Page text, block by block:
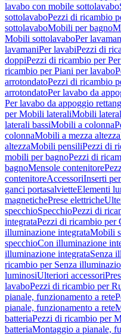
lavabo con mobile sottolavabo
sottolavaboPezzi di ricambio
sottolavaboMobili per bagno
Mobili sottolavaboPer
lavamaniPer lavabiPezzi di
doppiPezzi di ricambio per
ricambio per Piani per lavabo
arrotondatoPezzi di ricambio
arrotondatoPer lavabo da
Per lavabo da appoggio
per Mobili lateraliMobili
laterali bassiMobili a colonna
colonnaMobili a mezza altezza
altezzaMobili pensiliPezzi di
mobili per bagnoPezzi di
bagnoMensole contenitore
contenitoreAccessoriInserti
ganci portasalvietteElementi
magnetichePrese elettriche
specchioSpecchioPezzi di
integrataPezzi di ricambio per
illuminazione integrataMobili
specchioCon illuminazione
illuminazione integrataSenza
ricambio per Senza
luminosiUlteriori accessori
lavaboPezzi di ricambio per
pianale, funzionamento a rete
pianale, funzionamento a rete
batteriaPezzi di ricambio per
batteriaMontaggio a pianale,